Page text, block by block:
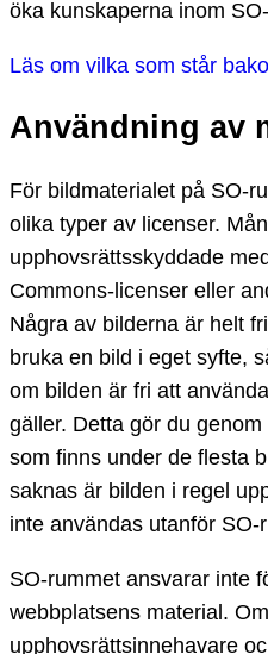
öka kunskaperna inom
Läs om vilka som står
Användning av
För bildmaterialet på SO-
olika typer av licenser.
upphovsrättsskyddade
Commons-licenser eller
Några av bilderna är helt
bruka en bild i eget syfte,
om bilden är fri att
gäller. Detta gör du
som finns under de flesta
saknas är bilden i regel
inte användas utanför SO-
SO-rummet ansvarar inte
webbplatsens material.
upphovsrättsinnehavare